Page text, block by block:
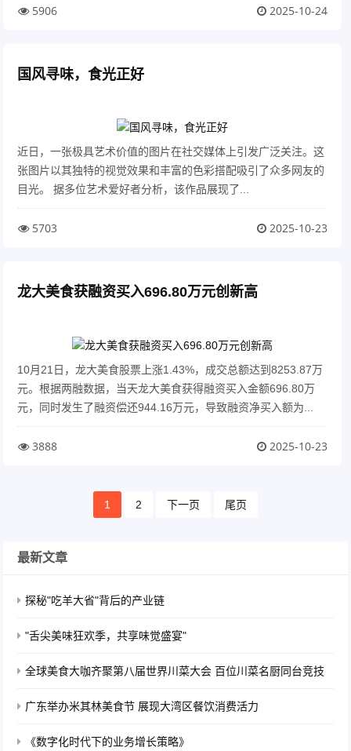
5906 2025-10-24
国风寻味，食光正好
近日，一张极具艺术价值的图片在社交媒体上引发广泛关注。这
张图片以其独特的视觉效果和丰富的色彩搭配吸引了众多网友的
目光。 据多位艺术爱好者分析，该作品展现了...
5703 2025-10-23
龙大美食获融资买入696.80万元创新高
10月21日，龙大美食股票上涨1.43%，成交总额达到8253.87万
元。根据两融数据，当天龙大美食获得融资买入金额696.80万
元，同时发生了融资偿还944.16万元，导致融资净买入额为...
3888 2025-10-23
1 2 下一页 尾页
最新文章
探秘"吃羊大省"背后的产业链
"舌尖美味狂欢季，共享味觉盛宴"
全球美食大咖齐聚第八届世界川菜大会 百位川菜名厨同台竞技
广东举办米其林美食节 展现大湾区餐饮消费活力
《数字化时代下的业务增长策略》